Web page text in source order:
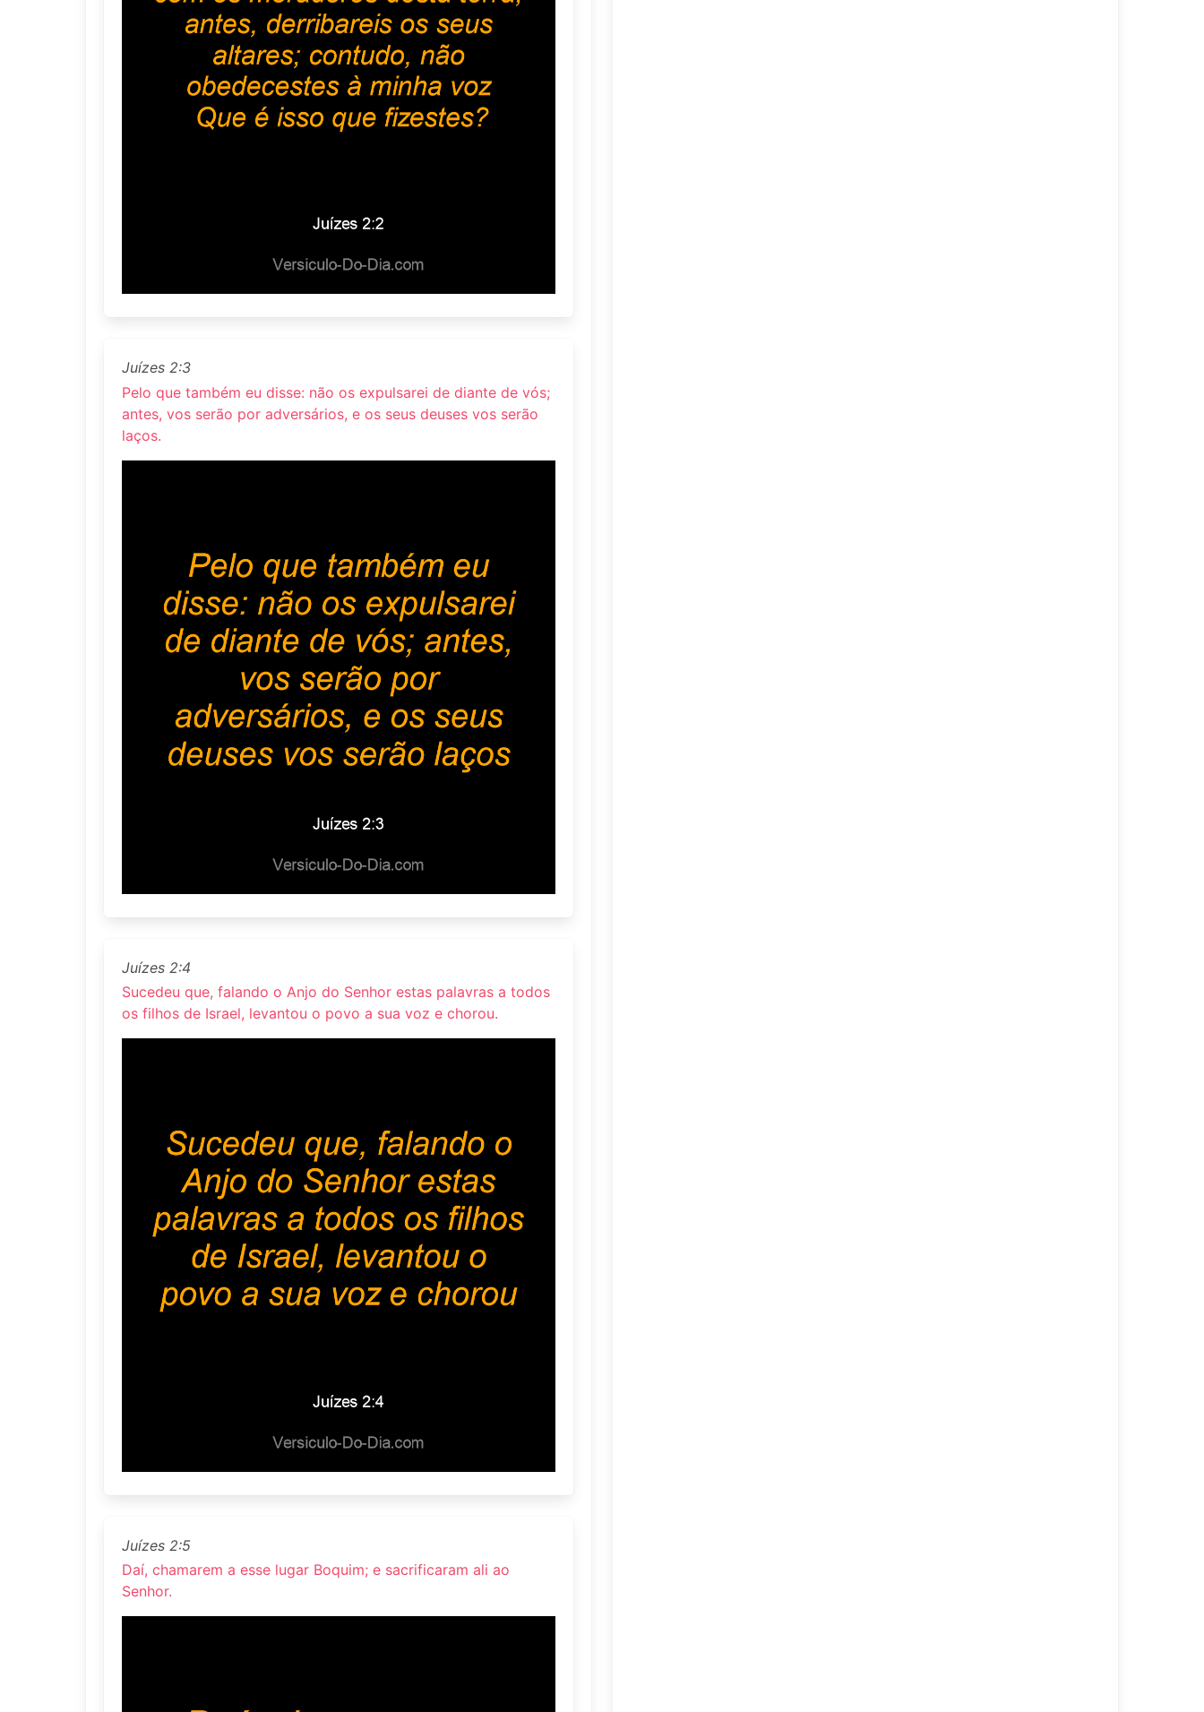
Juízes 2:3
Pelo que também eu disse: não os expulsarei de diante de vós;
antes, vos serão por adversários, e os seus deuses vos serão
laços.
Juízes 2:4
Sucedeu que, falando o Anjo do Senhor estas palavras a todos
os filhos de Israel, levantou o povo a sua voz e chorou.
Juízes 2:5
Daí, chamarem a esse lugar Boquim; e sacrificaram ali ao
Senhor.